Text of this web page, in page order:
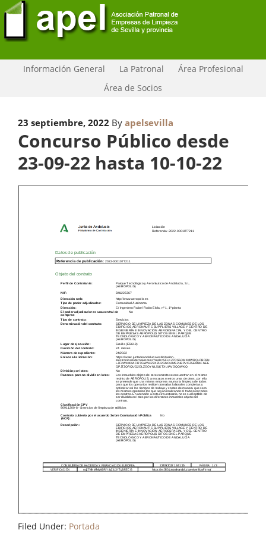
Información General La Patronal
Área Profesional
Área de Socios
23 septiembre, 2022 By apelsevilla
Concurso Público desde
23-09-22 hasta 10-10-22
Filed Under: Portada